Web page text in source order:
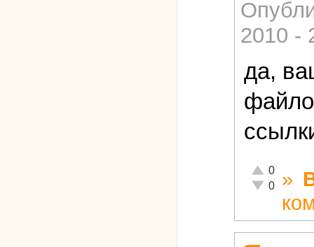
2010 -
да,
Отлично!
0
Неадекватно!
0 »